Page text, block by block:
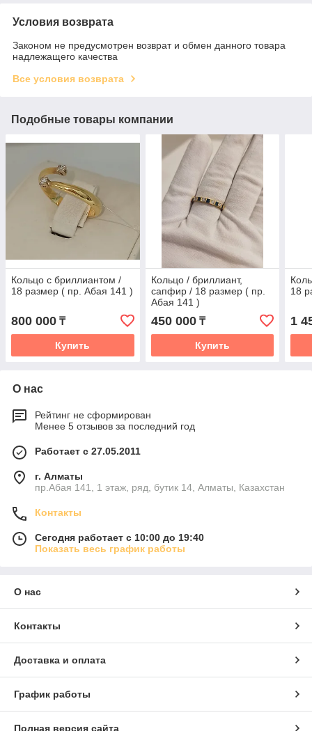
Условия возврата
Законом не предусмотрен возврат и обмен данного товара
надлежащего качества
Все условия возврата
Подобные товары компании
Кольцо с бриллиантом /
18 размер ( пр. Абая 141 )
800 000 ₸
Купить
Кольцо / бриллиант,
сапфир / 18 размер ( пр.
Абая 141 )
450 000₸
Купить
18
1
О нас
Рейтинг не сформирован
Менее 5 отзывов за последний год
Работает с 27.05.2011
г. Алматы
пр.Абая 141, 1 этаж, ряд, бутик 14, Алматы, Казахстан
Контакты
Сегодня работает с 10:00 до 19:40
Показать весь график работы
О нас
Контакты
Доставка и оплата
График работы
Полная версия сайта